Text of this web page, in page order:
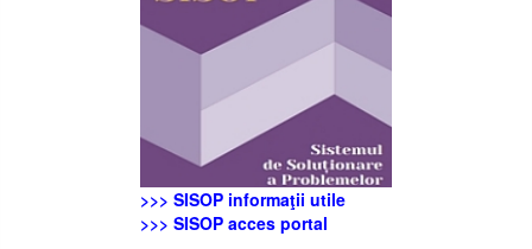
>>> SISOP informaţii utile
>>> SISOP acces portal